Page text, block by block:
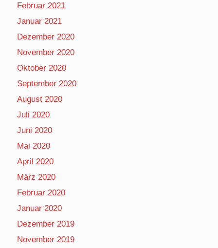
Februar 2021
Januar 2021
Dezember 2020
November 2020
Oktober 2020
September 2020
August 2020
Juli 2020
Juni 2020
Mai 2020
April 2020
März 2020
Februar 2020
Januar 2020
Dezember 2019
November 2019